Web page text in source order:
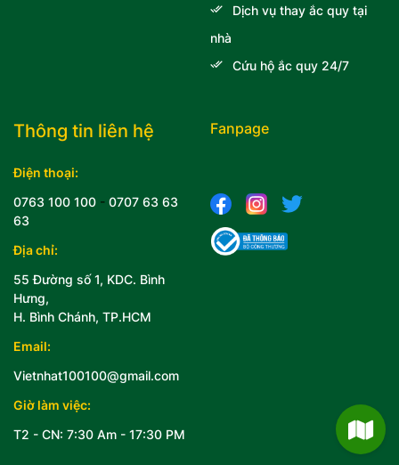
Thông tin liên hệ
Điện thoại:
0763 100 100 - 0707 63 63
63
Địa chỉ:
55 Đường số 1, KDC. Bình
Hưng,
H. Bình Chánh, TP.HCM
Email:
Vietnhat100100@gmail.com
Giờ làm việc:
T2 - CN: 7:30 Am - 17:30 PM
Dịch vụ thay ắc quy tại
nhà
Cứu hộ ắc quy 24/7
Fanpage